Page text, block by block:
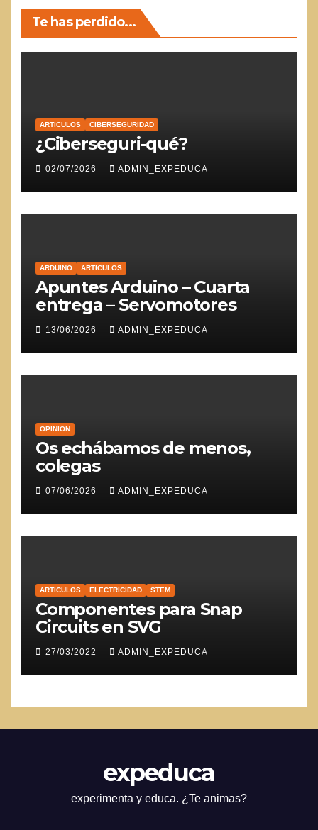
Te has perdido...
ARTICULOS CIBERSEGURIDAD
¿Ciberseguri-qué?
02/07/2026 ADMIN_EXPEDUCA
ARDUINO ARTICULOS
Apuntes Arduino – Cuarta
entrega – Servomotores
13/06/2026 ADMIN_EXPEDUCA
OPINION
Os echábamos de menos,
colegas
07/06/2026 ADMIN_EXPEDUCA
ARTICULOS ELECTRICIDAD STEM
Componentes para Snap
Circuits en SVG
27/03/2022 ADMIN_EXPEDUCA
expeduca
experimenta y educa. ¿Te animas?